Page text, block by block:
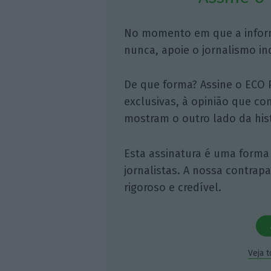
No momento em que a
nunca, apoie o jornalismo
De que forma? Assine o
exclusivas, à opinião que
mostram o outro lado da
Esta assinatura é uma
jornalistas. A nossa
rigoroso e credível.
Veja